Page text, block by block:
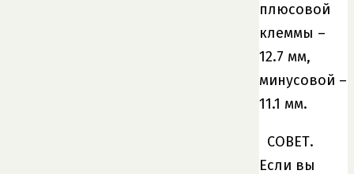
плюсовой
клеммы –
12.7 мм,
минусовой –
11.1 мм.
СОВЕТ.
Если вы